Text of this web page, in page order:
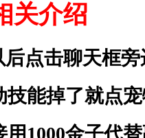
关介绍
后点击聊天框
技能掉了就点
1000金子代